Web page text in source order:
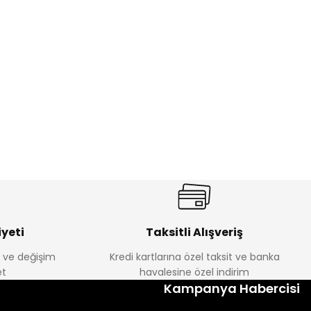
Melra Kız Çocuk Kot Pantolon
%22
Koren Kız Çocuk ve Bebek Tayt
ve değişim
Taksitli Alışveriş
Kredi kartlarına özel taksit ve banka
havalesine özel indirim
Kampanya Habercisi